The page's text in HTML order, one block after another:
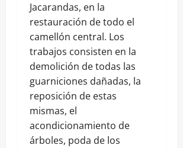
Jacarandas, en la
restauración de todo el
camellón central. Los
trabajos consisten en la
demolición de todas las
guarniciones dañadas, la
reposición de estas
mismas, el
acondicionamiento de
árboles, poda de los